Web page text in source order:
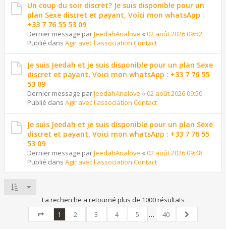
Un coup du soir discret? Je suis disponible pour un
plan Sexe discret et payant, Voici mon whatsApp :
+33 7 76 55 53 09
Dernier message parJeedahAnalove « 02 août 2026 09:52
Publié dans Agir avec l'association Contact
Je suis Jeedah et je suis disponible pour un plan Sexe
discret et payant, Voici mon whatsApp : +33 7 76 55
53 09
Dernier message parJeedahAnalove « 02 août 2026 09:50
Publié dans Agir avec l'association Contact
Je suis Jeedah et je suis disponible pour un plan Sexe
discret et payant, Voici mon whatsApp : +33 7 76 55
53 09
Dernier message parJeedahAnalove « 02 août 2026 09:48
Publié dans Agir avec l'association Contact
La recherche a retourné plus de 1000 résultats
Page sur40
1 2 3 4 5 …
40
Suivant